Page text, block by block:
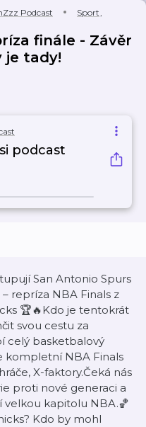
Podcast Sport,
finále - Závěr
je tady!
podcast
San Antonio Spurs
repríza NBA Finals z
🏆🔥Kdo je tentokrát
svou cestu za
celý basketbalový
kompletní NBA Finals
X-faktory.Čeká nás
proti nové generaci a
velkou kapitolu NBA.🏀
Kdo by mohl